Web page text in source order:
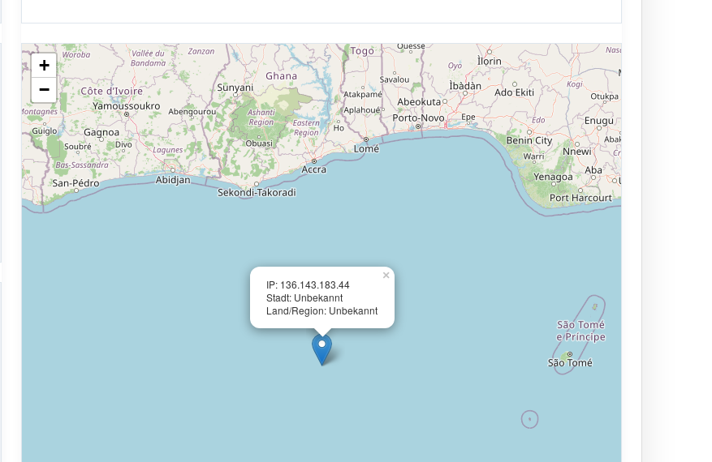
IP: 136.143.183.44
Stadt: Unbekannt
Land/Region: Unbekannt
×
+
−